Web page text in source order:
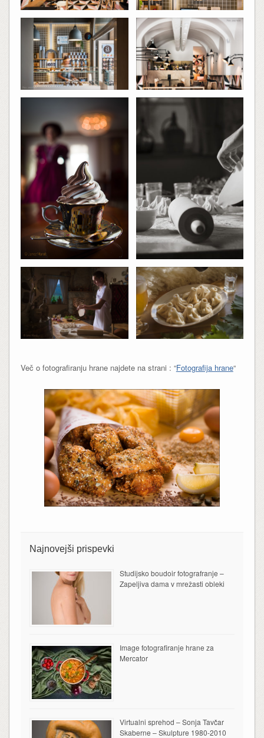
Več o fotografiranju hrane najdete na strani : “Fotografija hrane“
Najnovejši prispevki
Studijsko boudoir fotografranje –
Zapeljiva dama v mrežasti obleki
Image fotografiranje hrane za
Mercator
Virtualni sprehod – Sonja Tavčar
Skaberne – Skulpture 1980-2010